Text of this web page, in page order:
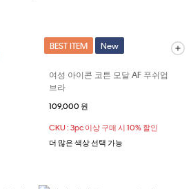
BEST ITEM New
여성 아이콘 코튼 모달 AF 푸쉬업
브라
109,000 원
CKU : 3pc 이상 구매 시 10% 할인
더 많은 색상 선택 가능